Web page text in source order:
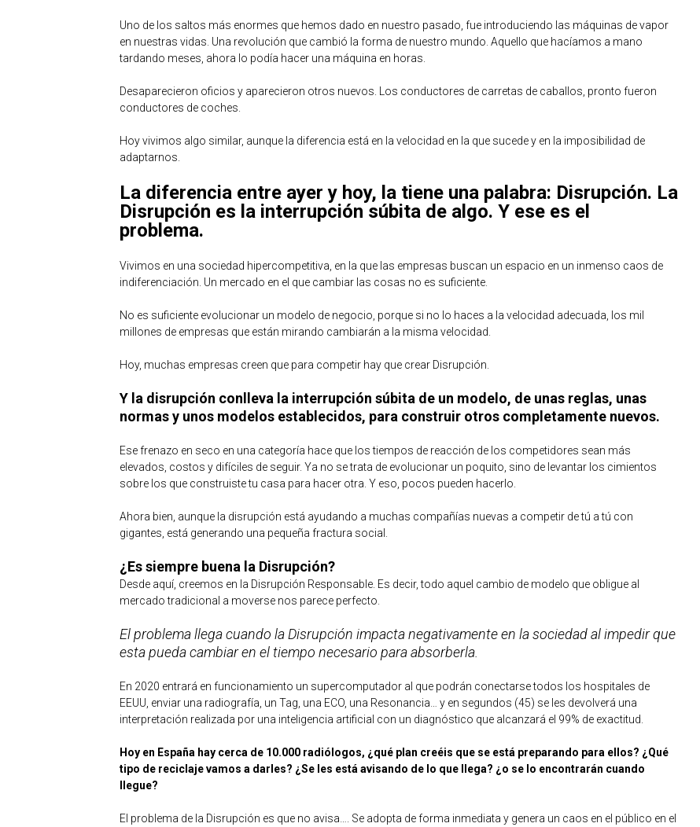
Uno de los saltos más enormes que hemos dado en nuestro pasado, fue introduciendo las máquinas de vapor
en nuestras vidas. Una revolución que cambió la forma de nuestro mundo. Aquello que hacíamos a mano
tardando meses, ahora lo podía hacer una máquina en horas.
Desaparecieron oficios y aparecieron otros nuevos. Los conductores de carretas de caballos, pronto fueron
conductores de coches.
Hoy vivimos algo similar, aunque la diferencia está en la velocidad en la que sucede y en la imposibilidad de
adaptarnos.
La diferencia entre ayer y hoy, la tiene una palabra: Disrupción. La
Disrupción es la interrupción súbita de algo. Y ese es el
problema.
Vivimos en una sociedad hipercompetitiva, en la que las empresas buscan un espacio en un inmenso caos de
indiferenciación. Un mercado en el que cambiar las cosas no es suficiente.
No es suficiente evolucionar un modelo de negocio, porque si no lo haces a la velocidad adecuada, los mil
millones de empresas que están mirando cambiarán a la misma velocidad.
Hoy, muchas empresas creen que para competir hay que crear Disrupción.
Y la disrupción conlleva la interrupción súbita de un modelo, de unas reglas, unas
normas y unos modelos establecidos, para construir otros completamente nuevos.
Ese frenazo en seco en una categoría hace que los tiempos de reacción de los competidores sean más
elevados, costos y difíciles de seguir. Ya no se trata de evolucionar un poquito, sino de levantar los cimientos
sobre los que construiste tu casa para hacer otra. Y eso, pocos pueden hacerlo.
Ahora bien, aunque la disrupción está ayudando a muchas compañías nuevas a competir de tú a tú con
gigantes, está generando una pequeña fractura social.
¿Es siempre buena la Disrupción?
Desde aquí, creemos en la Disrupción Responsable. Es decir, todo aquel cambio de modelo que obligue al
mercado tradicional a moverse nos parece perfecto.
El problema llega cuando la Disrupción impacta negativamente en la sociedad al impedir que
esta pueda cambiar en el tiempo necesario para absorberla.
En 2020 entrará en funcionamiento un supercomputador al que podrán conectarse todos los hospitales de
EEUU, enviar una radiografía, un Tag, una ECO, una Resonancia… y en segundos (45) se les devolverá una
interpretación realizada por una inteligencia artificial con un diagnóstico que alcanzará el 99% de exactitud.
Hoy en España hay cerca de 10.000 radiólogos, ¿qué plan creéis que se está preparando para ellos? ¿Qué
tipo de reciclaje vamos a darles? ¿Se les está avisando de lo que llega? ¿o se lo encontrarán cuando
llegue?
El problema de la Disrupción es que no avisa…. Se adopta de forma inmediata y genera un caos en el público en el